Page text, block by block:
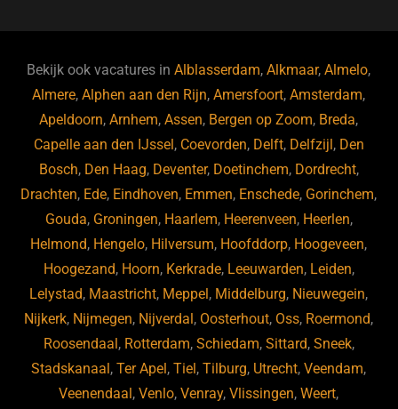
b
o
o
k
ky dI
n
Bekijk ook vacatures inAlblasserdam,Alkmaar,Almelo,
Almere,Alphen aan den Rijn,Amersfoort,Amsterdam,
Apeldoorn,Arnhem,Assen, Bergen op Zoom, Breda,
Capelle aan den IJssel, Coevorden, Delft, Delfzijl, Den
Bosch, Den Haag, Deventer, Doetinchem, Dordrecht,
Drachten, Ede, Eindhoven, Emmen, Enschede, Gorinchem,
Gouda, Groningen, Haarlem, Heerenveen, Heerlen,
Helmond, Hengelo, Hilversum, Hoofddorp, Hoogeveen,
Hoogezand, Hoorn, Kerkrade, Leeuwarden, Leiden,
Lelystad, Maastricht, Meppel, Middelburg, Nieuwegein,
Nijkerk, Nijmegen, Nijverdal, Oosterhout, Oss, Roermond,
Roosendaal, Rotterdam, Schiedam, Sittard, Sneek,
Stadskanaal,Ter Apel,Tiel,Tilburg, Utrecht,Veendam,
Veenendaal,Venlo,Venray,Vlissingen,Weert,